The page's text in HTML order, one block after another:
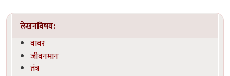
लेखनविषय:
वावर
जीवनमान
तंत्र